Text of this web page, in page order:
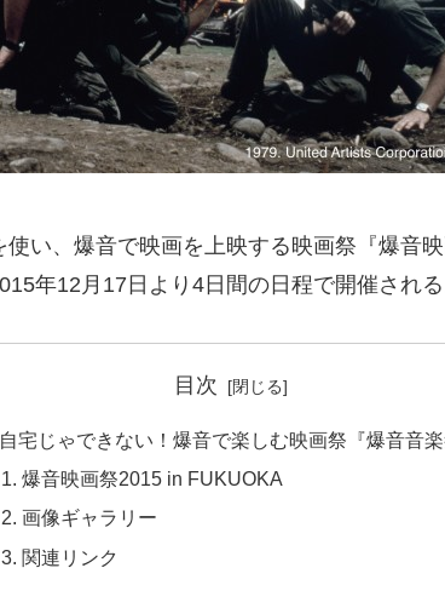
い、爆音で映画を上映する映画祭『爆音映
年12月17日より4日間の日程で開催される
目次
自宅じゃできない！爆音で楽しむ映画祭『爆音音楽
爆音映画祭2015 in FUKUOKA
画像ギャラリー
関連リンク